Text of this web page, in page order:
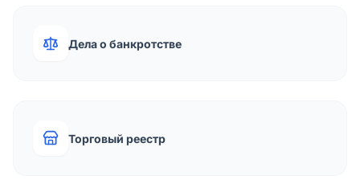
Дела о банкротстве
Торговый реестр